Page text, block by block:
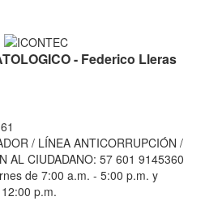
- Federico Lleras
/ LÍNEA ANTICORRUPCIÓN /
AL CIUDADANO: 57 601 9145360
de 7:00 a.m. - 5:00 p.m. y
p.m.